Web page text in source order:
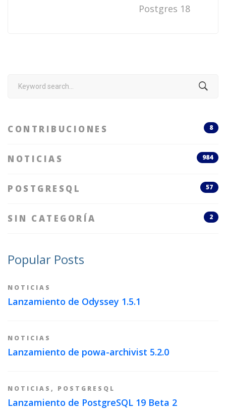
Postgres 18
Search
CONTRIBUCIONES 8
NOTICIAS 984
POSTGRESQL 57
SIN CATEGORÍA 2
Popular Posts
NOTICIAS
Lanzamiento de Odyssey 1.5.1
NOTICIAS
Lanzamiento de powa-archivist 5.2.0
NOTICIAS , POSTGRESQL
Lanzamiento de PostgreSQL 19 Beta 2